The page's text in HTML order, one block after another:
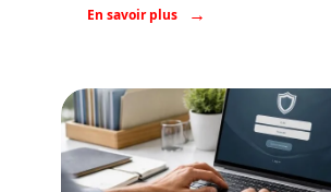
En savoir plus